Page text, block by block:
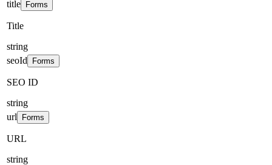
title
Forms
Title
string
seoId
Forms
SEO ID
string
url
Forms
URL
string